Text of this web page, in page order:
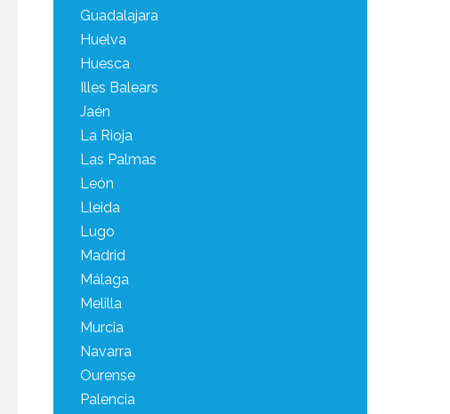
Guadalajara
Huelva
Huesca
Illes Balears
Jaén
La Rioja
Las Palmas
León
Lleida
Lugo
Madrid
Málaga
Melilla
Murcia
Navarra
Ourense
Palencia